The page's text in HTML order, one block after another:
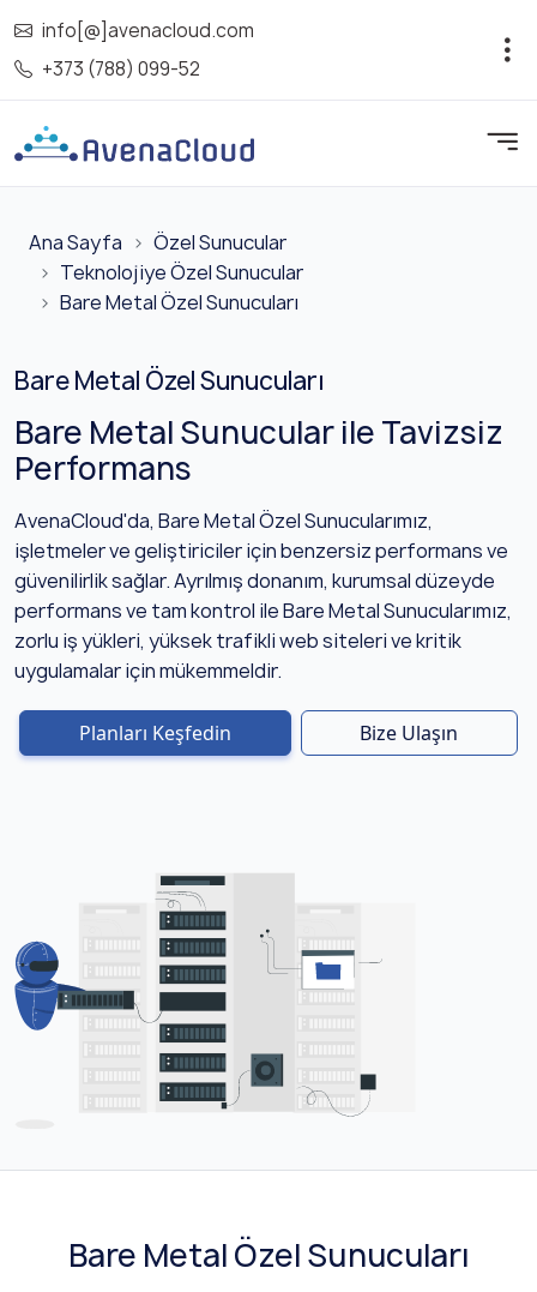
info[@]avenacloud.com
+373 (788) 099-52
Ana Sayfa
Özel Sunucular
Teknolojiye Özel Sunucular
Bare Metal Özel Sunucuları
Bare Metal Özel Sunucuları
Bare Metal Sunucular ile Tavizsiz
Performans
AvenaCloud'da, Bare Metal Özel Sunucularımız,
işletmeler ve geliştiriciler için benzersiz performans ve
güvenilirlik sağlar. Ayrılmış donanım, kurumsal düzeyde
performans ve tam kontrol ile Bare Metal Sunucularımız,
zorlu iş yükleri, yüksek trafikli web siteleri ve kritik
uygulamalar için mükemmeldir.
Planları Keşfedin Bize Ulaşın
Bare Metal Özel Sunucuları